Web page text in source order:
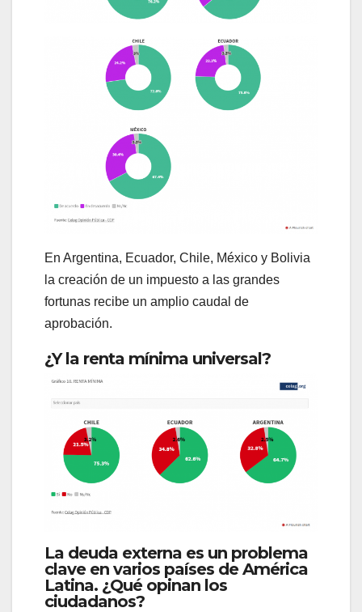
En Argentina, Ecuador, Chile, México y Bolivia
la creación de un impuesto a las grandes
fortunas recibe un amplio caudal de
aprobación.
¿Y la renta mínima universal?
La deuda externa es un problema
clave en varios países de América
Latina. ¿Qué opinan los
ciudadanos?